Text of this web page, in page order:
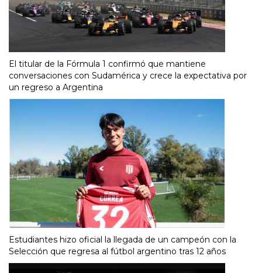
El titular de la Fórmula 1 confirmó que mantiene
conversaciones con Sudamérica y crece la expectativa por
un regreso a Argentina
Estudiantes hizo oficial la llegada de un campeón con la
Selección que regresa al fútbol argentino tras 12 años